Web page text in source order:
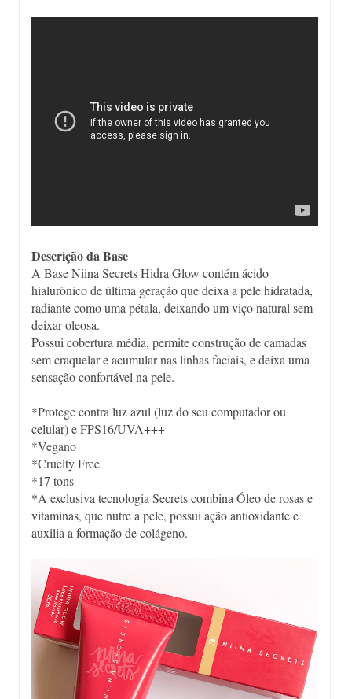
Descrição da Base
A Base Niina Secrets Hidra Glow contém ácido
hialurônico de última geração que deixa a pele hidratada,
radiante como uma pétala, deixando um viço natural sem
deixar oleosa.
Possui cobertura média, permite construção de camadas
sem craquelar e acumular nas linhas faciais, e deixa uma
sensação confortável na pele.
*Protege contra luz azul (luz do seu computador ou
celular) e FPS16/UVA+++
*Vegano
*Cruelty Free
*17 tons
*A exclusiva tecnologia Secrets combina Óleo de rosas e
vitaminas, que nutre a pele, possui ação antioxidante e
auxilia a formação de colágeno.